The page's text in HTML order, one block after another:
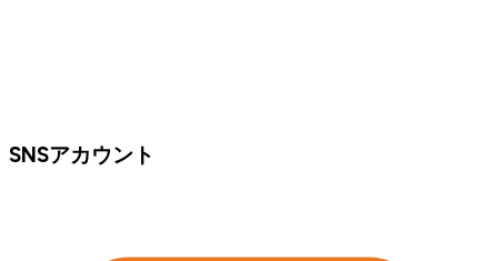
SNSアカウント